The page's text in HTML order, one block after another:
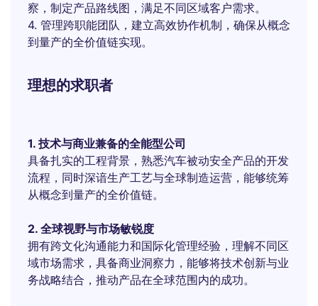
察，制定产品路线图，满足不同区域客户需求。
4. 管理跨职能团队，建立高效协作机制，确保从概念
到量产的全价值链实现。
理想的求职者
1. 技术与商业兼备的全能型公司
具备扎实的工程背景，熟悉汽车被动安全产品的开发
流程，同时深谙生产工艺与全球制造运营，能够统筹
从概念到量产的全价值链。
2. 全球视野与市场敏锐度
拥有跨文化沟通能力和国际化管理经验，理解不同区
域市场需求，具备商业洞察力，能够将技术创新与业
务战略结合，推动产品在全球范围内的成功。